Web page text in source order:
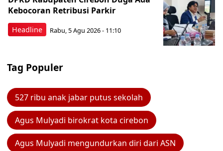
Headline
Kebocoran Retribusi Parkir
Rabu, 5 Agu 2026 - 11:10
Tag Populer
527 ribu anak jabar putus sekolah
Agus Mulyadi birokrat kota cirebon
Agus Mulyadi mengundurkan diri dari ASN